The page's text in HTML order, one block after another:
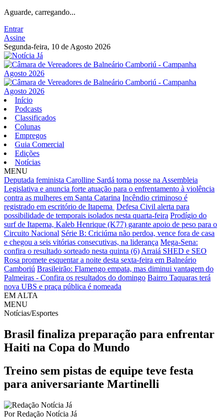
Aguarde, carregando...
Entrar
Assine
Segunda-feira, 10 de Agosto 2026
Início
Podcasts
Classificados
Colunas
Empregos
Guia Comercial
Edições
Notícias
MENU
Deputada feminista Carolline Sardá toma posse na Assembleia
Legislativa e anuncia forte atuação para o enfrentamento à violência
contra as mulheres em Santa Catarina Incêndio criminoso é
registrado em escritório de Itapema Defesa Civil alerta para
possibilidade de temporais isolados nesta quarta-feira Prodígio do
surf de Itapema, Kaleb Henrique (K77) garante apoio de peso para o
Circuito Nacional Série B: Criciúma não perdoa, vence fora de casa
e chegou a seis vitórias consecutivas, na liderança Mega-Sena:
confira o resultado sorteado nesta quinta (6) Arraiá SHED e SEO
Rosa promete esquentar a noite desta sexta-feira em Balneário
Camboriú Brasileirão: Flamengo empata, mas diminui vantagem do
Palmeiras - Confira os resultados do domingo Bairro Taquaras terá
nova UBS e praça pública é nomeada
EM ALTA
MENU
Notícias/Esportes
Brasil finaliza preparação para enfrentar
Haiti na Copa do Mundo
Treino sem pistas de equipe teve festa
para aniversariante Martinelli
PorRedação Notícia Já